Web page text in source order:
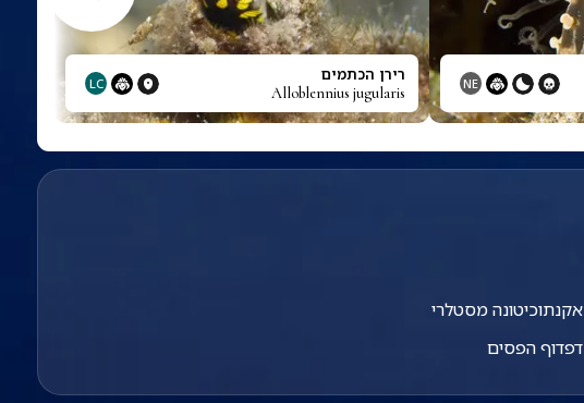
NE רירן הכתמים
Alloblennius jugularis
LC
אקנתוכיטונה מסטלרי
דפדוף הפסים